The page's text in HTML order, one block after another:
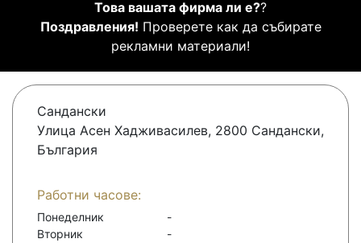
Това вашата фирма ли е??
Поздравления! Проверете как да събирате
рекламни материали!
Сандански
Улица Асен Хадживасилев, 2800 Сандански,
България
Работни часове:
Понеделник
-
Вторник
-